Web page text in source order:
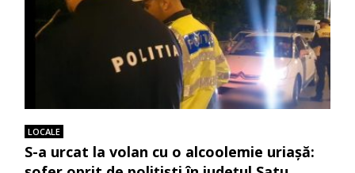
LOCALE
S-a urcat la volan cu o alcoolemie uriașă: